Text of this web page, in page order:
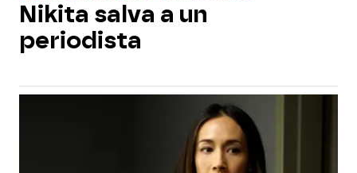
Nikita salva a un
periodista